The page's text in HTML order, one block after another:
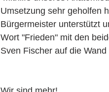
Umsetzung sehr geholfen
Bürgermeister unterstützt
Wort "Frieden" mit den
Sven Fischer auf die Wand